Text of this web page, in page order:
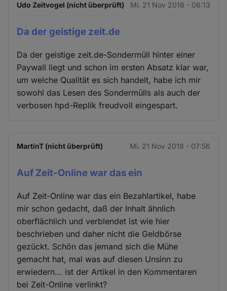
Udo Zeitvogel (nicht überprüft) Mi. 21 Nov 2018 - 06:13
Da der geistige zeit.de
Da der geistige zeit.de-Sondermüll hinter einer
Paywall liegt und schon im ersten Absatz klar war,
um welche Qualität es sich handelt, habe ich mir
sowohl das Lesen des Sondermülls als auch der
verbosen hpd-Replik freudvoll eingespart.
MartinT (nicht überprüft) Mi. 21 Nov 2018 - 07:56
Auf Zeit-Online war das ein
Auf Zeit-Online war das ein Bezahlartikel, habe
mir schon gedacht, daß der Inhalt ähnlich
oberflächlich und verblendet ist wie hier
beschrieben und daher nicht die Geldbörse
gezückt. Schön das jemand sich die Mühe
gemacht hat, mal was auf diesen Unsinn zu
erwiedern... ist der Artikel in den Kommentaren
bei Zeit-Online verlinkt?